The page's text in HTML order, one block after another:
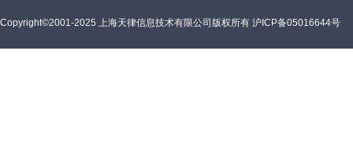
Copyright©2001-2025 上海天律信息技术有限公司版权所有 沪ICP备05016644号